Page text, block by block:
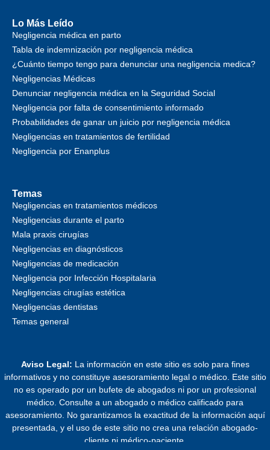
Lo Más Leído
Negligencia médica en parto
Tabla de indemnización por negligencia médica
¿Cuánto tiempo tengo para denunciar una negligencia medica?
Negligencias Médicas
Denunciar negligencia médica en la Seguridad Social
Negligencia por falta de consentimiento informado
Probabilidades de ganar un juicio por negligencia médica
Negligencias en tratamientos de fertilidad
Negligencia por Enanplus
Temas
Negligencias en tratamientos médicos
Negligencias durante el parto
Mala praxis cirugías
Negligencias en diagnósticos
Negligencias de medicación
Negligencia por Infección Hospitalaria
Negligencias cirugías estética
Negligencias dentistas
Temas general
Aviso Legal: La información en este sitio es solo para fines
informativos y no constituye asesoramiento legal o médico. Este sitio
no es operado por un bufete de abogados ni por un profesional
médico. Consulte a un abogado o médico calificado para
asesoramiento. No garantizamos la exactitud de la información aquí
presentada, y el uso de este sitio no crea una relación abogado-
cliente ni médico-paciente.